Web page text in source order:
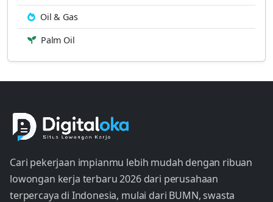
Oil & Gas
Palm Oil
Cari pekerjaan impianmu lebih mudah dengan ribuan
lowongan kerja terbaru 2026 dari perusahaan
terpercaya di Indonesia, mulai dari BUMN, swasta